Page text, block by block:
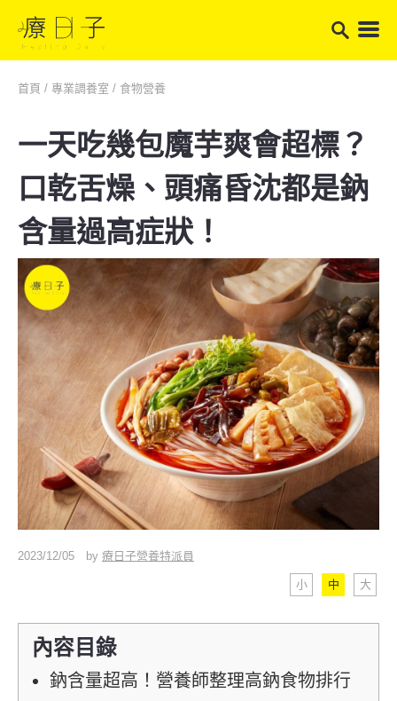
首頁 / 專業調養室 / 食物營養
一天吃幾包魔芋爽會超標？
口乾舌燥、頭痛昏沈都是鈉
含量過高症狀！
2023/12/05 by 療日子營養特派員
小 中 大
內容目錄
鈉含量超高！營養師整理高鈉食物排行